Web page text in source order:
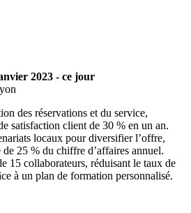
2023 - ce jour
des réservations et du service,
satisfaction client de 30 % en un an.
locaux pour diversifier l’offre,
de 25 % du chiffre d’affaires annuel.
15 collaborateurs, réduisant le taux de
à un plan de formation personnalisé.